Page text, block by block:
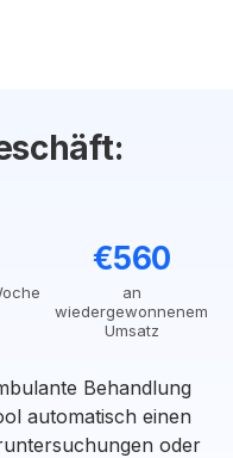
€560
an
wiedergewonnenem
Umsatz
Behandlung
automatisch einen
oder